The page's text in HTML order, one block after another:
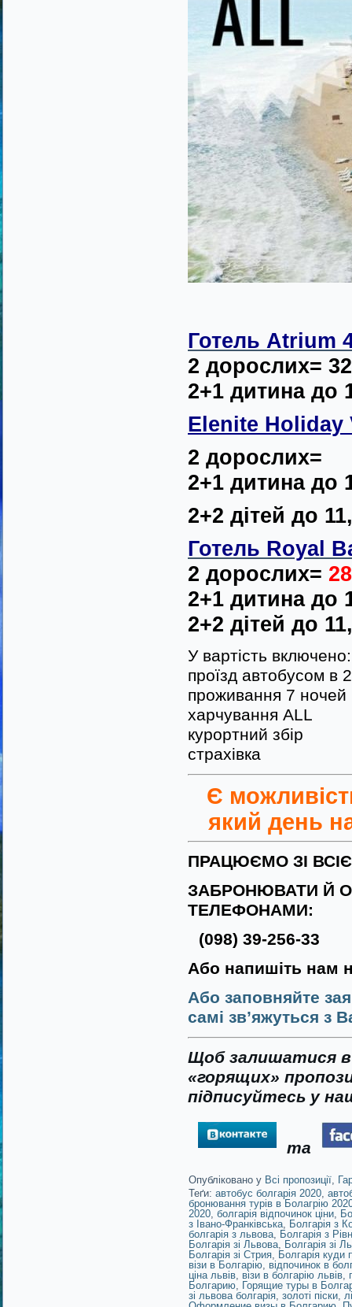
Готель Atrium
2 дорослих=
2+1 дитина до
Elenite Holiday
2 дорослих=
2+1 дитина до
2+2 дітей до
Готель Royal
2 дорослих=
2+1 дитина до
2+2 дітей до
У вартість включено:
проїзд автобусом в
проживання 7 ночей
харчування ALL
курортний збір
страхівка
Є
який день
ПРАЦЮЄМО ЗІ
ЗАБРОНЮВАТИ Й
ТЕЛЕФОНАМИ:
(098) 39-256-33
Або напишіть нам
Або заповняйте
самі зв’яжуться з
Щоб залишатися в
«горящих»
підписуйтесь у
та
Опубліковано у Всі пропозиції
Теґи: автобус болгарія 2020
бронювання турів в Болагрію
2020 болгарія відпочинок ціни
з Івано-Франківська Болгарія з
болгарія з львова Болгарія з
Болгарія зі Львова Болгарія зі
Болгарія зі Стрия Болгарія куди
візи в Болгарію відпочинок в
ціна львів візи в болгарію львів
Болгарию Горящие туры в
зі львова болгарія золоті піски